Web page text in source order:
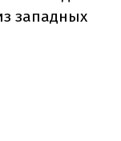
западных